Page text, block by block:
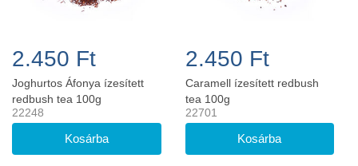
2.450 Ft
Joghurtos Áfonya ízesített
redbush tea 100g
22248
2.450 Ft
Caramell ízesített redbush
tea 100g
22701